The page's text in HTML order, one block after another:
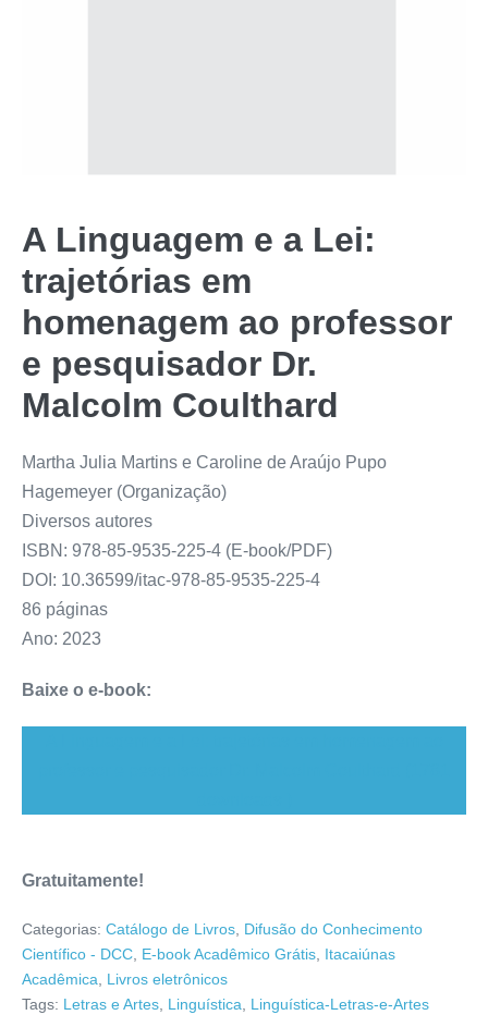
A Linguagem e a Lei:
trajetórias em
homenagem ao professor
e pesquisador Dr.
Malcolm Coulthard
Martha Julia Martins e Caroline de Araújo Pupo
Hagemeyer (Organização)
Diversos autores
ISBN: 978-85-9535-225-4 (E-book/PDF)
DOI: 10.36599/itac-978-85-9535-225-4
86 páginas
Ano: 2023
Baixe o e-book:
Gratuitamente!
Categorias: Catálogo de Livros, Difusão do Conhecimento
Científico - DCC, E-book Acadêmico Grátis, Itacaiúnas
Acadêmica, Livros eletrônicos
Tags: Letras e Artes, Linguística, Linguística-Letras-e-Artes